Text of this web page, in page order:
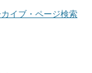
イブ・ページ検索